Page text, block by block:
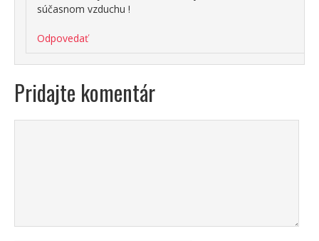
súčasnom vzduchu !
Odpovedať
Pridajte komentár